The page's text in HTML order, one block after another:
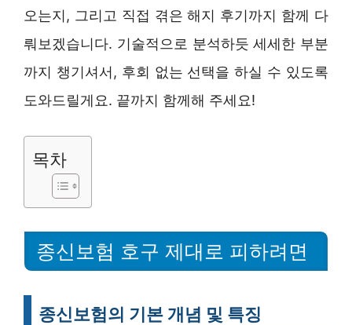
오는지, 그리고 직접 겪은 해지 후기까지 함께 다
뤄보겠습니다. 기술적으로 분석하듯 세세한 부분
까지 챙기셔서, 후회 없는 선택을 하실 수 있도록
도와드릴게요. 끝까지 함께해 주세요!
목차
종신보험 호구 제대로 피하려면
종신보험의 기본 개념 및 특징